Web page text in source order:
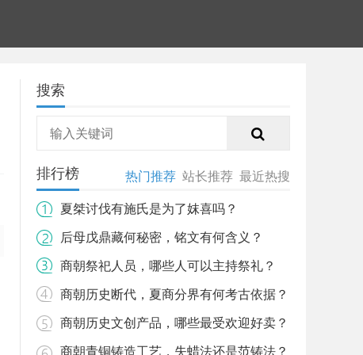
搜索
排行榜 热门推荐 站长推荐 最近热搜
夏桀讨伐有施氏是为了妺喜吗？
后母戊鼎藏何秘密，铭文有何含义？
商朝祭祀人员，哪些人可以主持祭礼？
商朝历史断代，夏商分界有何考古依据？
商朝历史文创产品，哪些最受欢迎好卖？
商朝青铜铸造工艺，失蜡法还是范铸法？